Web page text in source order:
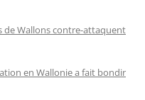
de Wallons contre-attaquent
en Wallonie a fait bondir